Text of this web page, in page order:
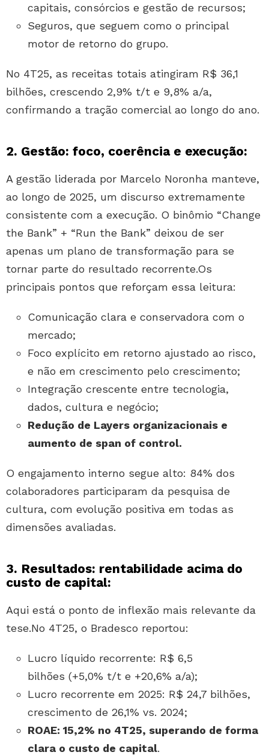
capitais, consórcios e gestão de recursos;
Seguros, que seguem como o principal
motor de retorno do grupo.
No 4T25, as receitas totais atingiram R$ 36,1
bilhões, crescendo 2,9% t/t e 9,8% a/a,
confirmando a tração comercial ao longo do ano.
2. Gestão: foco, coerência e execução:
A gestão liderada por Marcelo Noronha manteve,
ao longo de 2025, um discurso extremamente
consistente com a execução. O binômio “Change
the Bank” + “Run the Bank” deixou de ser
apenas um plano de transformação para se
tornar parte do resultado recorrente.Os
principais pontos que reforçam essa leitura:
Comunicação clara e conservadora com o
mercado;
Foco explícito em retorno ajustado ao risco,
e não em crescimento pelo crescimento;
Integração crescente entre tecnologia,
dados, cultura e negócio;
Redução de Layers organizacionais e
aumento de span of control.
O engajamento interno segue alto: 84% dos
colaboradores participaram da pesquisa de
cultura, com evolução positiva em todas as
dimensões avaliadas.
3. Resultados: rentabilidade acima do
custo de capital:
Aqui está o ponto de inflexão mais relevante da
tese.No 4T25, o Bradesco reportou:
Lucro líquido recorrente: R$ 6,5
bilhões (+5,0% t/t e +20,6% a/a);
Lucro recorrente em 2025: R$ 24,7 bilhões,
crescimento de 26,1% vs. 2024;
ROAE: 15,2% no 4T25, superando de forma
clara o custo de capital.